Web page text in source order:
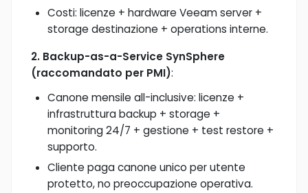
Costi: licenze + hardware Veeam server +
storage destinazione + operations interne.
2. Backup-as-a-Service SynSphere
(raccomandato per PMI):
Canone mensile all-inclusive: licenze +
infrastruttura backup + storage +
monitoring 24/7 + gestione + test restore +
supporto.
Cliente paga canone unico per utente
protetto, no preoccupazione operativa.